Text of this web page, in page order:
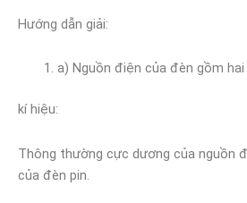
Hướng dẫn giải:
a) Nguồn điện của đèn gồm hai
kí hiệu:
Thông thường cực dương của nguồn
của đèn pin.